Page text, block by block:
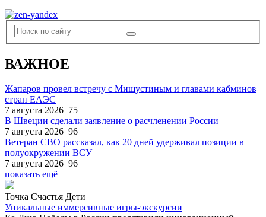
ВАЖНОЕ
Жапаров провел встречу с Мишустиным и главами кабминов
стран ЕАЭС
7 августа 2026 75
В Швеции сделали заявление о расчленении России
7 августа 2026 96
Ветеран СВО рассказал, как 20 дней удерживал позиции в
полуокружении ВСУ
7 августа 2026 96
показать ещё
Точка Счастья Дети
Уникальные иммерсивные игры-экскурсии